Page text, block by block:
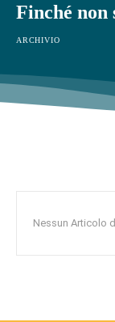
Finché
ARCHIVIO
Nessun Articolo